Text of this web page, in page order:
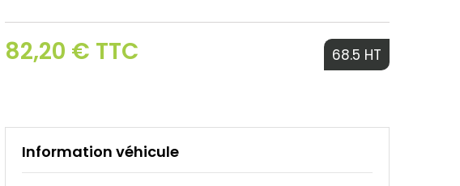
82,20 € TTC 68.5 HT
Information véhicule